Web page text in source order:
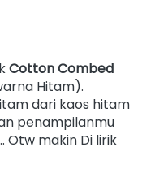
Cotton Combed
Hitam).
dari kaos hitam
penampilanmu
.. Otw makin Di lirik